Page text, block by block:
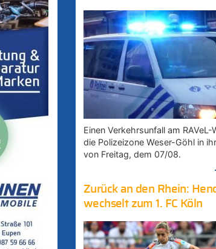
Einen Verkehrsunfall am RAVeL-
die Polizeizone Weser-Göhl in
von Freitag, dem 07/08.
Zurück an den Rhein:
wechselt zum 1. FC Köln